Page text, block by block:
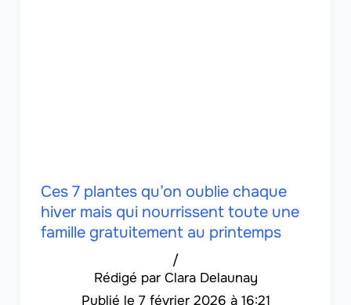
Ces 7 plantes qu’on oublie chaque
hiver mais qui nourrissent toute une
famille gratuitement au printemps
Clara Delaunay
/
7 février 2026 à 16:21